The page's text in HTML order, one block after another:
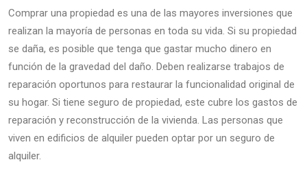
Comprar una propiedad es una de las mayores inversiones que
realizan la mayoría de personas en toda su vida. Si su propiedad
se daña, es posible que tenga que gastar mucho dinero en
función de la gravedad del daño. Deben realizarse trabajos de
reparación oportunos para restaurar la funcionalidad original de
su hogar. Si tiene seguro de propiedad, este cubre los gastos de
reparación y reconstrucción de la vivienda. Las personas que
viven en edificios de alquiler pueden optar por un seguro de
alquiler.